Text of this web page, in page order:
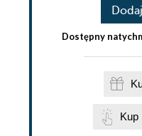
Dostępny
Kup